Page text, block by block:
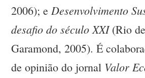
2006); eDesenvolvimento
desafio do século XXI(Rio
Garamond, 2005). É
de opinião do jornal Valor